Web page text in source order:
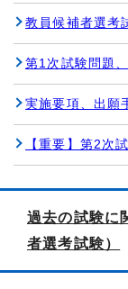
教員候補者選考
第1次試験問題
実施要項、出願
【重要】第2次
過去の試験に
者選考試験）